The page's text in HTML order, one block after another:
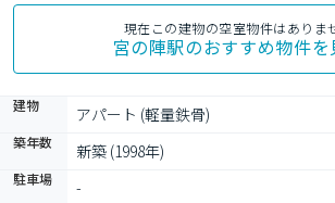
現在この建物の空室物件はありま
宮の陣駅のおすすめ物件を
建物 アパート (軽量鉄骨)
築年数 新築 (1998年)
駐車場 -